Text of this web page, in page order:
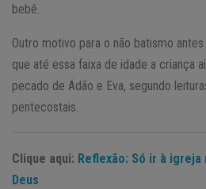
bebê.
Outro motivo para o não batismo
que até essa faixa de idade a criança
pecado de Adão e Eva, segundo
pentecostais.
Clique aqui: Reflexão: Só ir à igreja
Deus